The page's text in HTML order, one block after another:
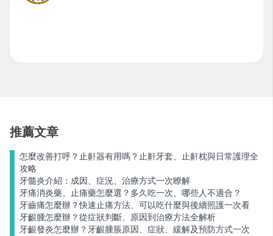
推薦文章
怎麼改善打呼？止鼾器有用嗎？止鼾牙套、止鼾枕與日常護理全
攻略
牙髓炎介紹：成因、症況、治療方式一次瞭解
牙痛消炎藥、止痛藥怎麼選？多久吃一次、哪些人不適合？
牙齒痛怎麼辦？快速止痛方法、可以吃什麼與後續照護一次看
牙齦腫怎麼辦？從症狀判斷、原因到治療方法全解析
牙齦發炎怎麼辦？牙齦腫脹原因、症狀、緩解及預防方式一次